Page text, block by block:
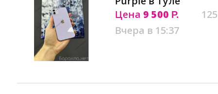
Цена 9 500 Р.
Вчера в 15:37